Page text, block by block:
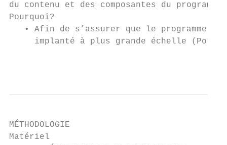
du contenu et des composantes du programme.
Pourquoi?
• Afin de s’assurer que le programme
implanté à plus grande échelle
MÉTHODOLOGIE
Matériel